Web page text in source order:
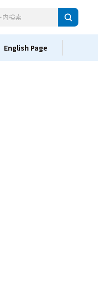
English Page